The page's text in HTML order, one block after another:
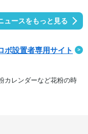
ュースをもっと見る
ボ設置者専用サイト
カレンダーなど花粉の時